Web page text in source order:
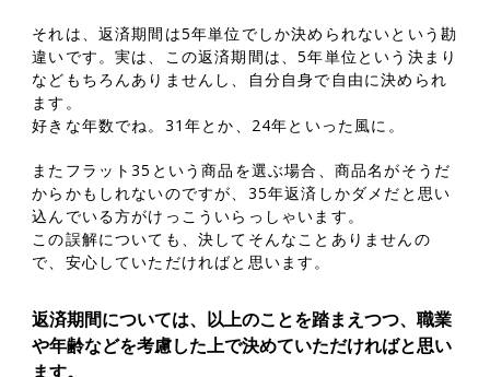
それは、返済期間は5年単位でしか決められないという勘
違いです。実は、この返済期間は、5年単位という決まり
などもちろんありませんし、自分自身で自由に決められ
ます。
好きな年数でね。31年とか、24年といった風に。
またフラット35という商品を選ぶ場合、商品名がそうだ
からかもしれないのですが、35年返済しかダメだと思い
込んでいる方がけっこういらっしゃいます。
この誤解についても、決してそんなことありませんの
で、安心していただければと思います。
返済期間については、以上のことを踏まえつつ、職業
や年齢などを考慮した上で決めていただければと思い
ます。